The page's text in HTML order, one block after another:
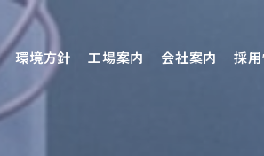
環境方針 工場案内 会社案内 採